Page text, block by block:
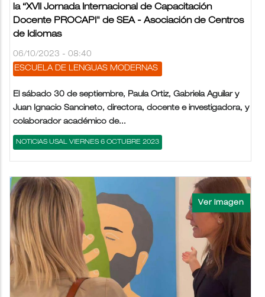
la “XVII Jornada Internacional de Capacitación
Docente PROCAPI" de SEA - Asociación de Centros
de Idiomas
06/10/2023 - 08:40
ESCUELA DE LENGUAS MODERNAS
El sábado 30 de septiembre, Paula Ortiz, Gabriela Aguilar y
Juan Ignacio Sancineto, directora, docente e investigadora, y
colaborador académico de...
NOTICIAS USAL VIERNES 6 OCTUBRE 2023